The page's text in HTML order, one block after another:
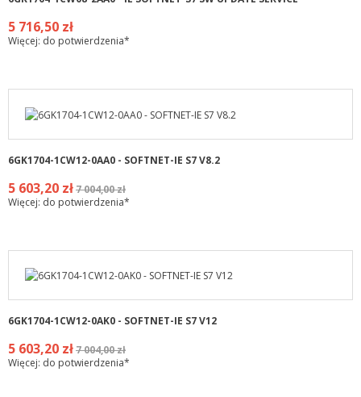
5 716,50 zł
Więcej: do potwierdzenia*
6GK1704-1CW12-0AA0 - SOFTNET-IE S7 V8.2
5 603,20 zł7 004,00 zł
Więcej: do potwierdzenia*
6GK1704-1CW12-0AK0 - SOFTNET-IE S7 V12
5 603,20 zł7 004,00 zł
Więcej: do potwierdzenia*